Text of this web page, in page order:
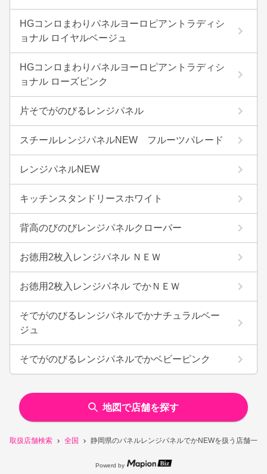
取扱店舗検索 全国 静岡県のパネルレンジパネルでかNEWを扱う店舗一覧
HGコンロまわりパネルヨーロピアントラディシ
ョナル ロイヤルベージュ
HGコンロまわりパネルヨーロピアントラディシ
ョナル ローズピンク
片そでがのびるレンジパネル
スチールレンジパネルNEW フルーツパレード
レンジパネルNEW
キッチンスタンドリースホワイト
背高のびのびレンジパネルクローバー
お徳用2枚入レンジパネル ＮＥＷ
お徳用2枚入レンジパネル でかＮＥＷ
そでがのびるレンジパネルでかナチュラルベー
ジュ
そでがのびるレンジパネルでかベビーピンク
地図で店舗を探す
Powerd by